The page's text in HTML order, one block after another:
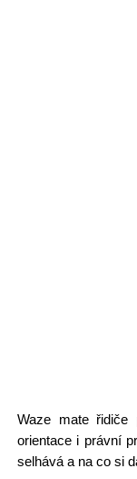
Waze mate řidiče
orientace i právní
selhává a na co si